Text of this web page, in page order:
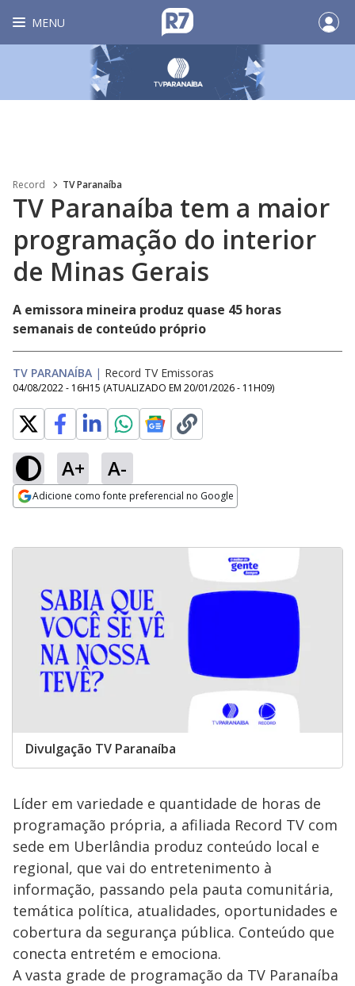
MENU
Record TV Paranaíba
TV Paranaíba tem a maior
programação do interior
de Minas Gerais
A emissora mineira produz quase 45 horas
semanais de conteúdo próprio
TV PARANAÍBA | Record TV Emissoras
04/08/2022 - 16H15 (ATUALIZADO EM 20/01/2026 - 11H09)
A+ A-
Adicione como fonte preferencial no Google
Divulgação TV Paranaíba
Líder em variedade e quantidade de horas de
programação própria, a afiliada Record TV com
sede em Uberlândia produz conteúdo local e
regional, que vai do entretenimento à
informação, passando pela pauta comunitária,
temática política, atualidades, oportunidades e
cobertura da segurança pública. Conteúdo que
conecta entretém e emociona.
A vasta grade de programação da TV Paranaíba